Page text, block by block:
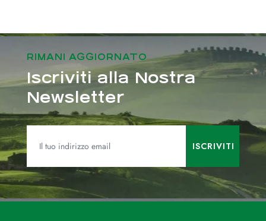
RIMANI AGGIORNATO
Iscriviti alla Nostra
Newsletter